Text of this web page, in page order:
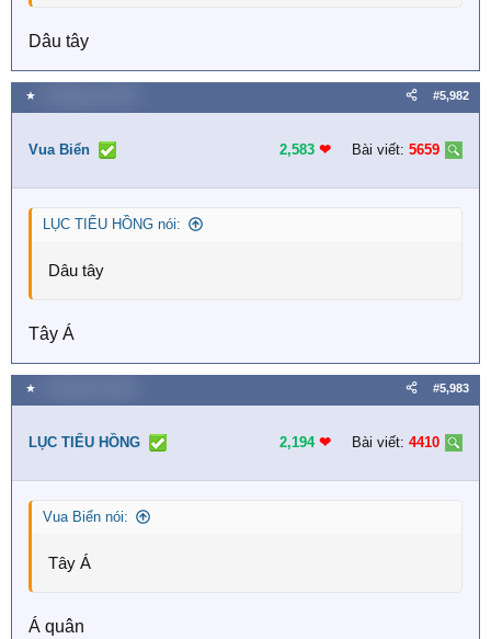
Dâu tây
★ #5,982
Vua Biển 2,583 ❤︎ Bài viết: 5659
LỤC TIỂU HỒNG nói:
Dâu tây
Tây Á
★ #5,983
LỤC TIỂU HỒNG 2,194 ❤︎ Bài viết: 4410
Vua Biển nói:
Tây Á
Á quân